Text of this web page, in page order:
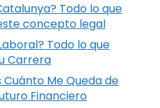
Todo lo que
concepto legal
Todo lo que
Carrera
Cuánto Me Queda de
Financiero